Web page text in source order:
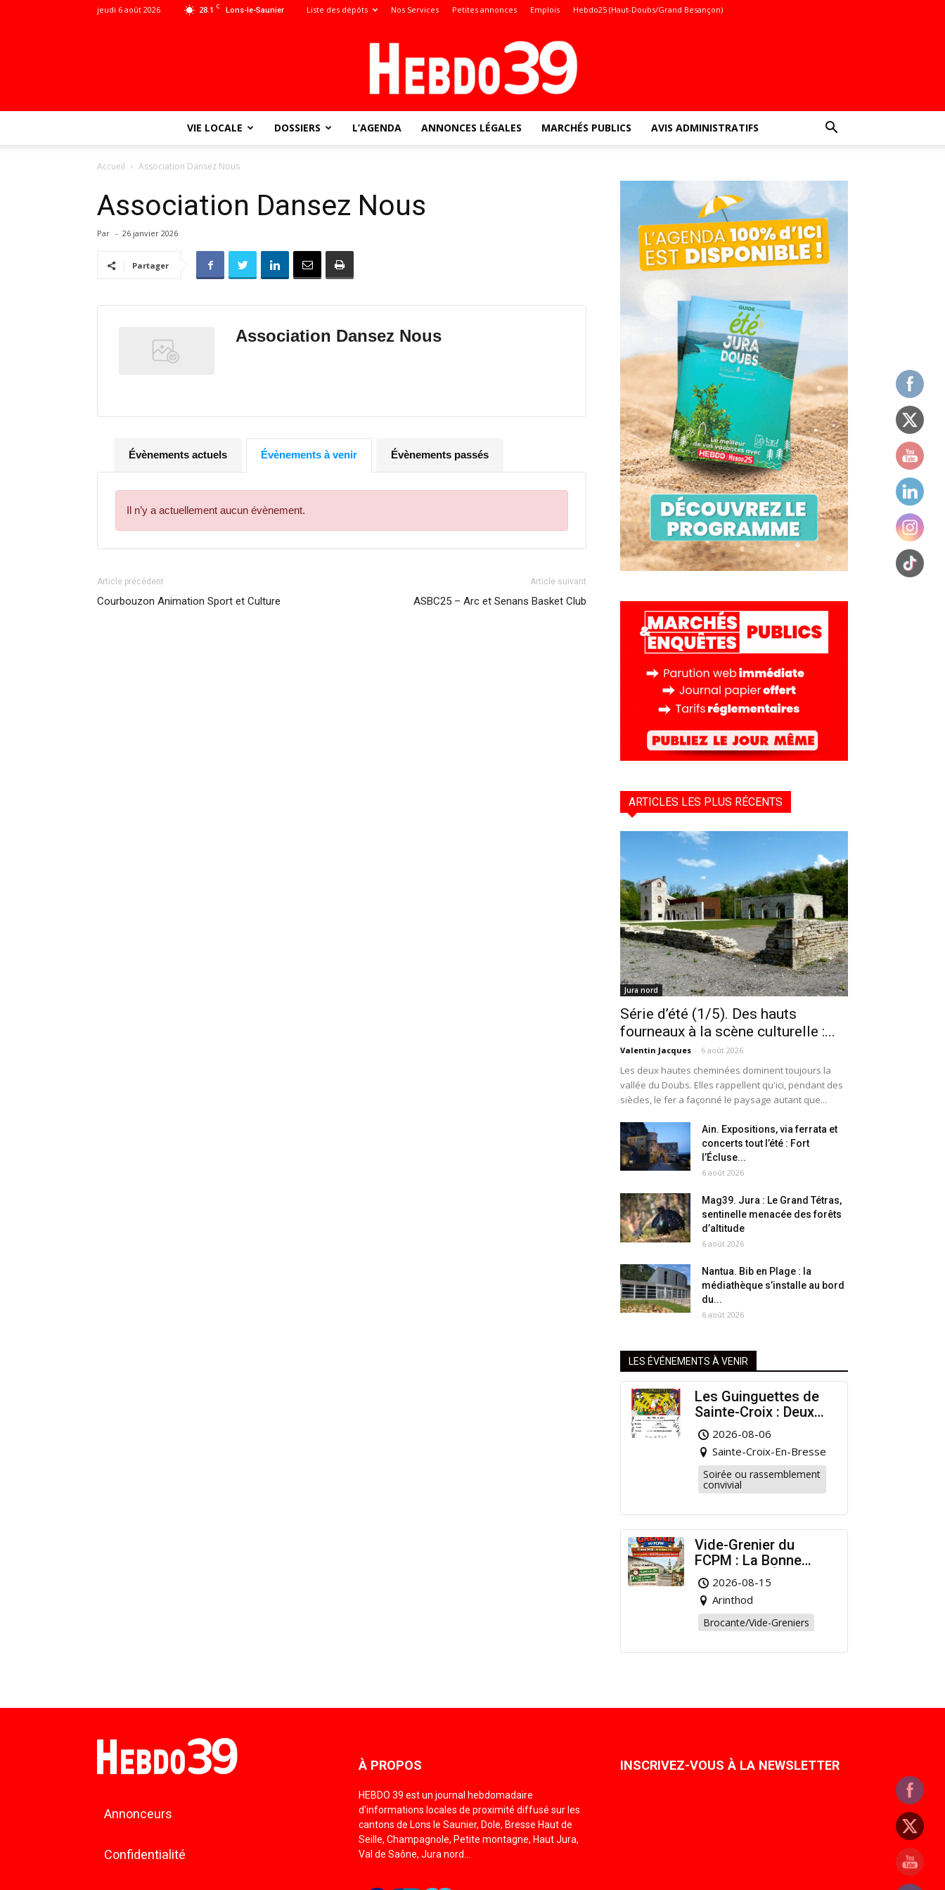
28.1 C Lons-le-Saunier
jeudi 6 août 2026 Liste des dépôts Nos Services Petites annonces Emplois Hebdo25 (Haut-Doubs/Grand Besançon)
l'info
–
VIE LOCALE DOSSIERS L’AGENDA ANNONCES LÉGALES MARCHÉS PUBLICS AVIS ADMINISTRATIFS
Accueil Association Dansez Nous
Association Dansez Nous
Par - 26 janvier 2026
Partager
Association Dansez Nous
Évènements actuels Évènements à venir Évènements passés
Il n’y a actuellement aucun évènement.
Article précédent
Courbouzon Animation Sport et Culture
Article suivant
ASBC25 – Arc et Senans Basket Club
ARTICLES LES PLUS RÉCENTS
Jura nord
Série d’été (1/5). Des hauts
fourneaux à la scène culturelle :...
Valentin Jacques - 6 août 2026
Les deux hautes cheminées dominent toujours la
vallée du Doubs. Elles rappellent qu'ici, pendant des
siècles, le fer a façonné le paysage autant que...
Ain. Expositions, via ferrata et
concerts tout l’été : Fort
l’Écluse...
6 août 2026
Mag39. Jura : Le Grand Tétras,
sentinelle menacée des forêts
d’altitude
6 août 2026
Nantua. Bib en Plage : la
médiathèque s’installe au bord
du...
6 août 2026
LES ÉVÉNEMENTS À VENIR
Les Guinguettes de
Sainte-Croix : Deux
Rendez-vous
Dansants pour
Prolonger l’Été !
2026-08-06
Sainte-Croix-En-Bresse
Soirée ou rassemblement
convivial
Vide-Grenier du
FCPM : La Bonne
Affaire de l’Été à
Arinthod !
2026-08-15
Arinthod
Brocante/Vide-Greniers